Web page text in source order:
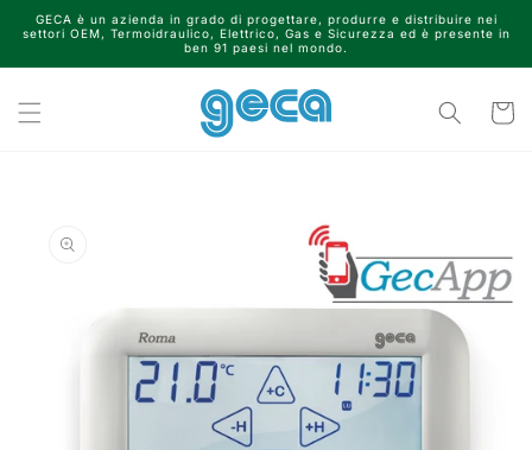
direttamente
ai contenuti
GECA è un azienda in grado di progettare, produrre e distribuire nei
settori OEM, Termoidraulico, Elettrico, Gas e Sicurezza ed è presente in
ben 91 paesi nel mondo.
sul prodotto